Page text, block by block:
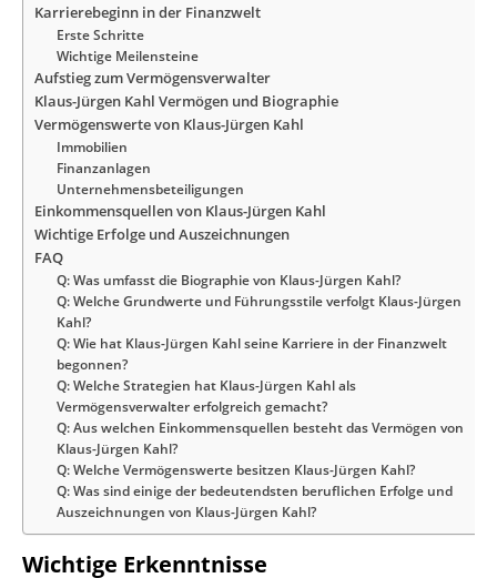
Karrierebeginn in der Finanzwelt
Erste Schritte
Wichtige Meilensteine
Aufstieg zum Vermögensverwalter
Klaus-Jürgen Kahl Vermögen und Biographie
Vermögenswerte von Klaus-Jürgen Kahl
Immobilien
Finanzanlagen
Unternehmensbeteiligungen
Einkommensquellen von Klaus-Jürgen Kahl
Wichtige Erfolge und Auszeichnungen
FAQ
Q: Was umfasst die Biographie von Klaus-Jürgen Kahl?
Q: Welche Grundwerte und Führungsstile verfolgt Klaus-Jürgen
Kahl?
Q: Wie hat Klaus-Jürgen Kahl seine Karriere in der Finanzwelt
begonnen?
Q: Welche Strategien hat Klaus-Jürgen Kahl als
Vermögensverwalter erfolgreich gemacht?
Q: Aus welchen Einkommensquellen besteht das Vermögen von
Klaus-Jürgen Kahl?
Q: Welche Vermögenswerte besitzen Klaus-Jürgen Kahl?
Q: Was sind einige der bedeutendsten beruflichen Erfolge und
Auszeichnungen von Klaus-Jürgen Kahl?
Wichtige Erkenntnisse